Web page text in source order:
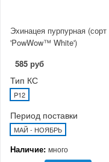
Эхинацея пурпурная (сорт
'PowWow™ White')
585 руб
Тип КС
P12
Период поставки
МАЙ - НОЯБРЬ
Наличие: много